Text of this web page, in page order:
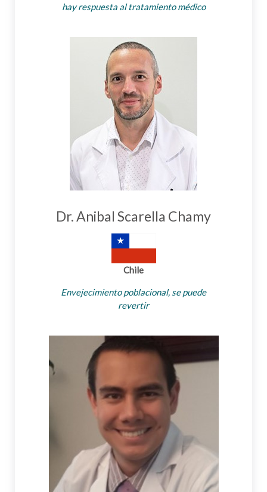
hay respuesta al tratamiento médico
Dr. Anibal Scarella Chamy
Chile
Envejecimiento poblacional, se puede
revertir